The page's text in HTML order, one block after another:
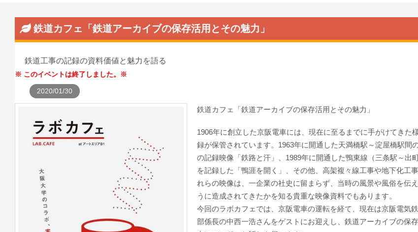
鉄道カフェ「鉄道アーカイブの保存活用とその魅力」
鉄道工事の記録の資料価値と魅力を語る
このイベントは終了しました。
2020/01/30
鉄道カフェ「鉄道アーカイブの保存活用とその魅力」
1906年に創立した京阪電車には、現在に至るまでに手がけてきた
録が保管されています。1963年に開通した天満橋駅～淀屋橋駅間
の記録映像「鉄路と汗」、1989年に開通した鴨東線（三条駅～出
を記録した「鴨涯を開く」、その他、高架複々線工事や地下化工
れらの映像は、一企業の社史に留まらず、当時の風景や風俗を伝
うに造成されてきたかを知る貴重な映像資料でもあります。
今回のラボカフェでは、京阪電車の運転を経て、現在は京阪電気
部係長の中西一浩さんをゲストにお迎えし、鉄道アーカイブの保